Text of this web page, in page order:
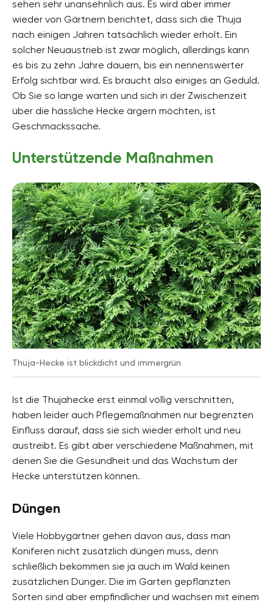
sehen sehr unansehnlich aus. Es wird aber immer
wieder von Gärtnern berichtet, dass sich die Thuja
nach einigen Jahren tatsächlich wieder erholt. Ein
solcher Neuaustrieb ist zwar möglich, allerdings kann
es bis zu zehn Jahre dauern, bis ein nennenswerter
Erfolg sichtbar wird. Es braucht also einiges an Geduld.
Ob Sie so lange warten und sich in der Zwischenzeit
über die hässliche Hecke ärgern möchten, ist
Geschmackssache.
Unterstützende Maßnahmen
Thuja-Hecke ist blickdicht und immergrün
Ist die Thujahecke erst einmal völlig verschnitten,
haben leider auch Pflegemaßnahmen nur begrenzten
Einfluss darauf, dass sie sich wieder erholt und neu
austreibt. Es gibt aber verschiedene Maßnahmen, mit
denen Sie die Gesundheit und das Wachstum der
Hecke unterstützen können.
Düngen
Viele Hobbygärtner gehen davon aus, dass man
Koniferen nicht zusätzlich düngen muss, denn
schließlich bekommen sie ja auch im Wald keinen
zusätzlichen Dünger. Die im Garten gepflanzten
Sorten sind aber empfindlicher und wachsen mit einem